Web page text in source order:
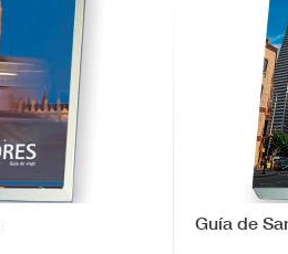
Guía de